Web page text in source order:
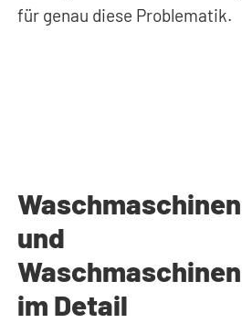
für genau diese Problematik.
und
im Detail